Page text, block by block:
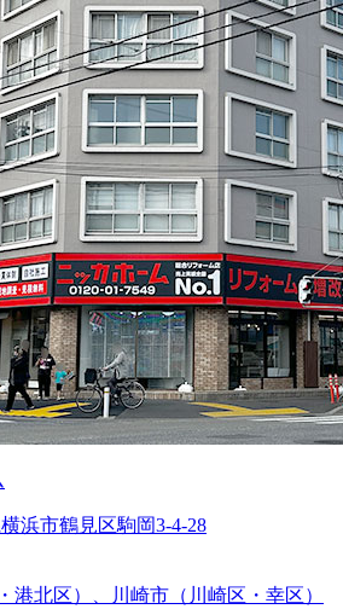
浜市鶴見区駒岡3-4-28
港北区）、川崎市（川崎区・幸区）